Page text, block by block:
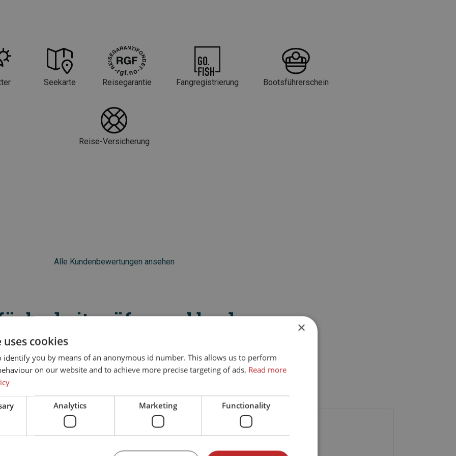
samstags nach Selvær und
Seekarte Reisegarantie Fangregistrierung Bootsführerschein
Reise-Versicherung
Alle Kundenbewertungen ansehen
prüfen und buchen
1. Datum wählen
×
cookies
identify you by means of an anonymous id number. This allows us to perform
on our website and to achieve more precise targeting of ads. Read more
Analytics Marketing Functionality